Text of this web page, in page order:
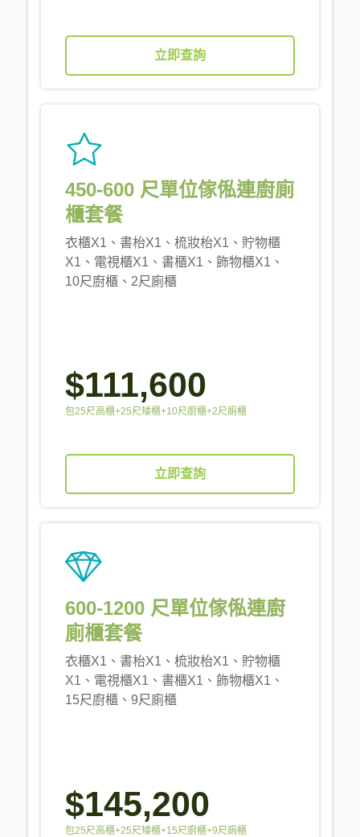
立即查詢
450-600 尺單位傢俬連廚廁
櫃套餐
衣櫃X1、書枱X1、梳妝枱X1、貯物櫃
X1、電視櫃X1、書櫃X1、飾物櫃X1、
10尺廚櫃、2尺廁櫃
$111,600
包25尺高櫃+25尺矮櫃+10尺廚櫃+2尺廁櫃
立即查詢
600-1200 尺單位傢俬連廚
廁櫃套餐
衣櫃X1、書枱X1、梳妝枱X1、貯物櫃
X1、電視櫃X1、書櫃X1、飾物櫃X1、
15尺廚櫃、9尺廁櫃
$145,200
包25尺高櫃+25尺矮櫃+15尺廚櫃+9尺廁櫃